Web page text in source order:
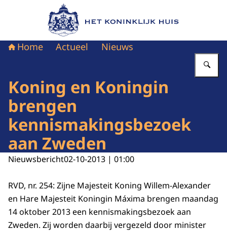
Naar de homepage van Het Koninklijk Huis
Home Actueel Nieuws
Koning en Koningin
brengen
kennismakingsbezoek
aan Zweden
Nieuwsbericht02-10-2013 | 01:00
RVD, nr. 254: Zijne Majesteit Koning Willem-Alexander
en Hare Majesteit Koningin Máxima brengen maandag
14 oktober 2013 een kennismakingsbezoek aan
Zweden. Zij worden daarbij vergezeld door minister